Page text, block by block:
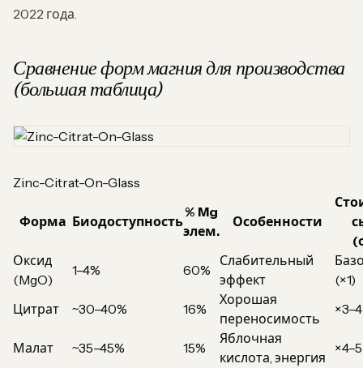
2022 года.
Сравнение форм магния для производства
(большая таблица)
Zinc-Citrat-On-Glass
Форма Биодоступность
% Mg
элем.
Особенности
Оксид
(MgO)
1–4% 60%
Слабительный
эффект
(×1)
Цитрат
~30–40% 16%
Хорошая
переносимость
×3–4
Малат ~35–45% 15%
Яблочная
кислота, энергия
×4–5